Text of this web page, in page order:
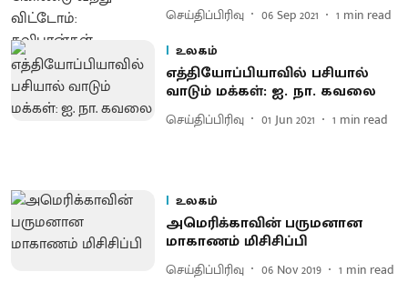
செய்திப்பிரிவு 06 Sep 2021 1 min read
உலகம்
எத்தியோப்பியாவில் பசியால்
வாடும் மக்கள்: ஐ. நா. கவலை
செய்திப்பிரிவு 01 Jun 2021 1 min read
உலகம்
அமெரிக்காவின் பருமனான
மாகாணம் மிசிசிப்பி
செய்திப்பிரிவு 06 Nov 2019 1 min read